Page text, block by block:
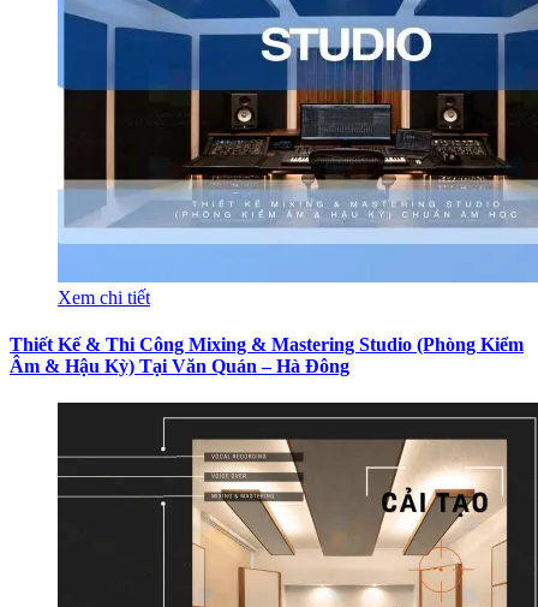
Xem chi tiết
Thiết Kế & Thi Công Mixing & Mastering Studio (Phòng Kiểm
Âm & Hậu Kỳ) Tại Văn Quán – Hà Đông